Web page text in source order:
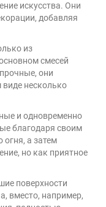
искусства. Они
добавляя
из
смесей
они
несколько
и одновременно
благодаря своим
а затем
но как приятное
поверхности
вместо, например,